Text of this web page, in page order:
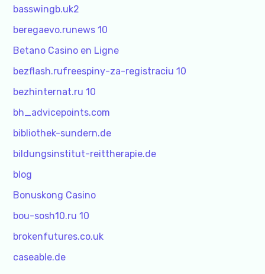
basswingb.uk2
beregaevo.runews 10
Betano Casino en Ligne
bezflash.rufreespiny-za-registraciu 10
bezhinternat.ru 10
bh_advicepoints.com
bibliothek-sundern.de
bildungsinstitut-reittherapie.de
blog
Bonuskong Casino
bou-sosh10.ru 10
brokenfutures.co.uk
caseable.de